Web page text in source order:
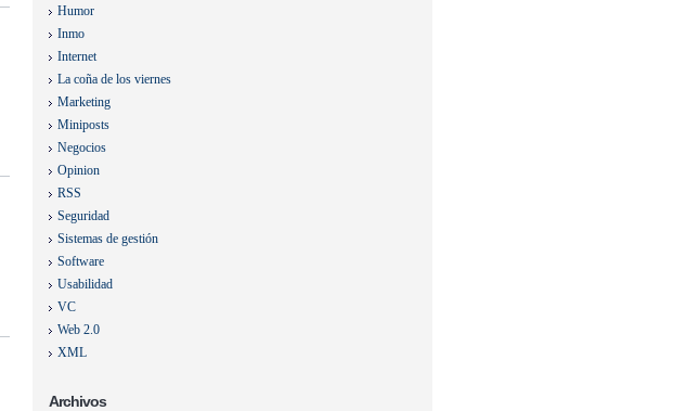
Humor
Inmo
Internet
La coña de los viernes
Marketing
Miniposts
Negocios
Opinion
RSS
Seguridad
Sistemas de gestión
Software
Usabilidad
VC
Web 2.0
XML
Archivos